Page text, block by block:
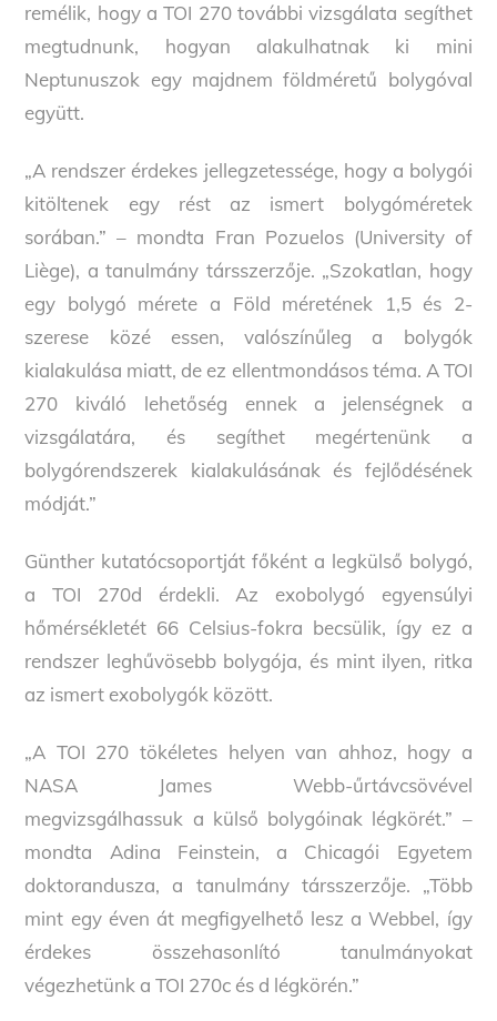
remélik, hogy a TOI 270 további vizsgálata segíthet
megtudnunk, hogyan alakulhatnak ki mini
Neptunuszok egy majdnem földméretű bolygóval
együtt.
„A rendszer érdekes jellegzetessége, hogy a bolygói
kitöltenek egy rést az ismert bolygóméretek
sorában.” – mondta Fran Pozuelos (University of
Liège), a tanulmány társszerzője. „Szokatlan, hogy
egy bolygó mérete a Föld méretének 1,5 és 2-
szerese közé essen, valószínűleg a bolygók
kialakulása miatt, de ez ellentmondásos téma. A TOI
270 kiváló lehetőség ennek a jelenségnek a
vizsgálatára, és segíthet megértenünk a
bolygórendszerek kialakulásának és fejlődésének
módját.”
Günther kutatócsoportját főként a legkülső bolygó,
a TOI 270d érdekli. Az exobolygó egyensúlyi
hőmérsékletét 66 Celsius-fokra becsülik, így ez a
rendszer leghűvösebb bolygója, és mint ilyen, ritka
az ismert exobolygók között.
„A TOI 270 tökéletes helyen van ahhoz, hogy a
NASA James Webb-űrtávcsövével
megvizsgálhassuk a külső bolygóinak légkörét.” –
mondta Adina Feinstein, a Chicagói Egyetem
doktorandusza, a tanulmány társszerzője. „Több
mint egy éven át megfigyelhető lesz a Webbel, így
érdekes összehasonlító tanulmányokat
végezhetünk a TOI 270c és d légkörén.”